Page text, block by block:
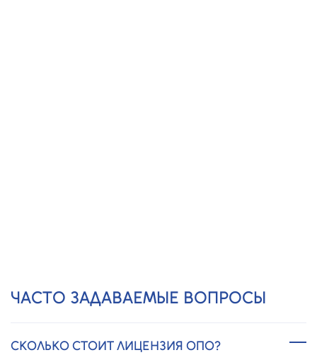
ЧАСТО ЗАДАВАЕМЫЕ ВОПРОСЫ
СКОЛЬКО СТОИТ ЛИЦЕНЗИЯ ОПО?